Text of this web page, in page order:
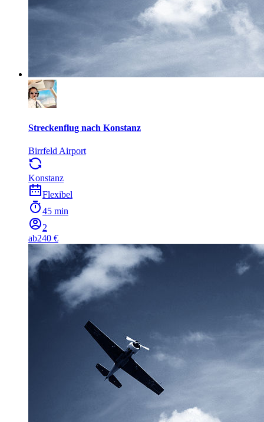
Streckenflug nach Konstanz
Birrfeld Airport
Konstanz
Flexibel
45 min
2
ab240 €